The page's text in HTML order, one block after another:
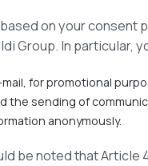
on your consent
Group. In particular,
for promotional
the sending of
anonymously.
be noted that Article